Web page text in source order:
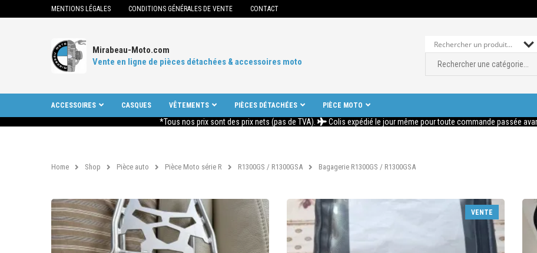
MENTIONS LÉGALES CONDITIONS GÉNÉRALES DE VENTE CONTACT
Mirabeau-Moto.com
Vente en ligne de pièces détachées & accessoires moto
ACCESSOIRES CASQUES VÊTEMENTS PIÈCES DÉTACHÉES PIÈCE MOTO
*Tous nos prix sont des prix nets (pas de TVA). Colis expédié le jour même pour toute commande passée
Home Shop Pièce auto Pièce Moto série R R1300GS / R1300GSA Bagagerie R1300GS / R1300GSA
VENTE